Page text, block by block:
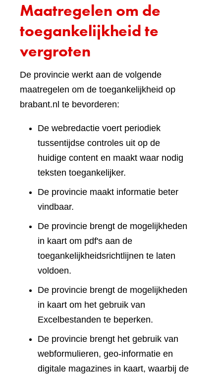
Maatregelen om de
toegankelijkheid te
vergroten
De provincie werkt aan de volgende
maatregelen om de toegankelijkheid op
brabant.nl te bevorderen:
De webredactie voert periodiek
tussentijdse controles uit op de
huidige content en maakt waar nodig
teksten toegankelijker.
De provincie maakt informatie beter
vindbaar.
De provincie brengt de mogelijkheden
in kaart om pdf's aan de
toegankelijkheidsrichtlijnen te laten
voldoen.
De provincie brengt de mogelijkheden
in kaart om het gebruik van
Excelbestanden te beperken.
De provincie brengt het gebruik van
webformulieren, geo-informatie en
digitale magazines in kaart, waarbij de